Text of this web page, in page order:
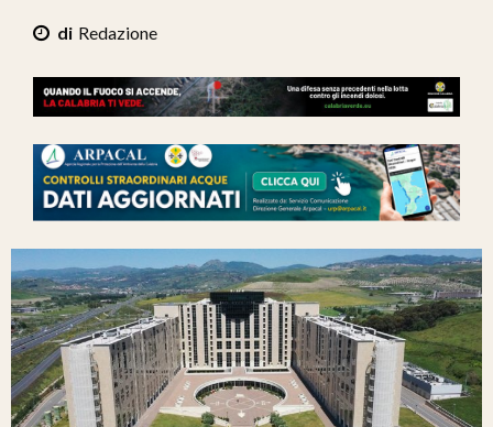
Redazione